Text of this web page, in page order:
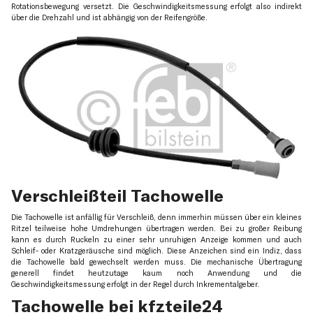
Rotationsbewegung versetzt. Die Geschwindigkeitsmessung erfolgt also indirekt
über die Drehzahl und ist abhängig von der Reifengröße.
Verschleißteil Tachowelle
Die Tachowelle ist anfällig für Verschleiß, denn immerhin müssen über ein kleines
Ritzel teilweise hohe Umdrehungen übertragen werden. Bei zu großer Reibung
kann es durch Ruckeln zu einer sehr unruhigen Anzeige kommen und auch
Schleif- oder Kratzgeräusche sind möglich. Diese Anzeichen sind ein Indiz, dass
die Tachowelle bald gewechselt werden muss. Die mechanische Übertragung
generell findet heutzutage kaum noch Anwendung und die
Geschwindigkeitsmessung erfolgt in der Regel durch Inkrementalgeber.
Tachowelle bei kfzteile24